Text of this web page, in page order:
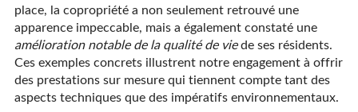
place, la copropriété a non seulement retrouvé une
apparence impeccable, mais a également constaté une
amélioration notable de la qualité de viede ses résidents.
Ces exemples concrets illustrent notre engagement à offrir
des prestations sur mesure qui tiennent compte tant des
aspects techniques que des impératifs environnementaux.